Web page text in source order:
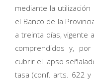
mediante la
el Banco de la
a treinta días, vigente
comprendidos y,
cubrir el lapso
tasa (conf. arts. 622 y